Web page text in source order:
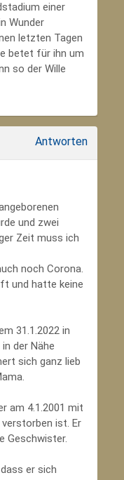
einer
Wunder
letzten Tagen
betet für ihn um
so der Wille
Antworten
und zwei
Zeit muss ich
noch Corona.
und hatte keine
31.1.2022 in
der Nähe
sich ganz lieb
am 4.1.2001 mit
ist. Er
Geschwister.
er sich